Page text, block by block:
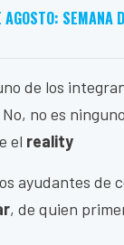
SEMANA
de los
no es
el reality
ayudantes de
, de quien